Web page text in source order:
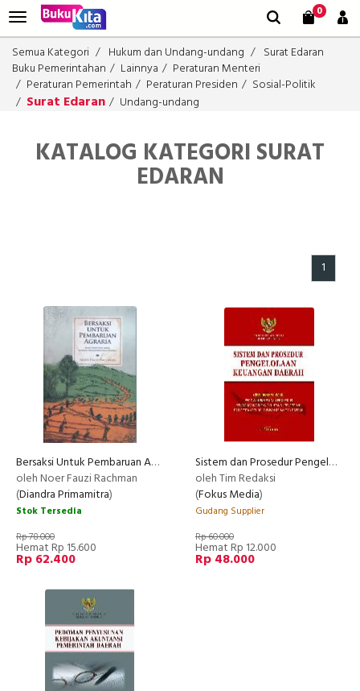
0
Semua Kategori Hukum dan Undang-undang
Surat Edaran
Buku Pemerintahan
Lainnya
Peraturan Menteri
Peraturan Pemerintah
Peraturan Presiden Sosial-Politik
Surat Edaran Undang-undang
KATALOG KATEGORI SURAT
EDARAN
1
Bersaksi Untuk Pembaruan Agraria
oleh Noer Fauzi Rachman
(Diandra Primamitra)
Stok Tersedia
Rp 78.000
Hemat Rp 15.600
Rp 62.400
Sistem dan Prosedur Pengelolaan Keuangan Daerah
oleh Tim Redaksi
(Fokus Media)
Gudang Supplier
Rp 60.000
Hemat Rp 12.000
Rp 48.000